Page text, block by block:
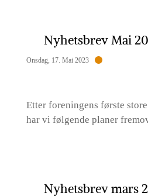
Nyhetsbrev Mai
Onsdag, 17. Mai 2023
Etter foreningens første
har vi følgende planer
Nyhetsbrev mars